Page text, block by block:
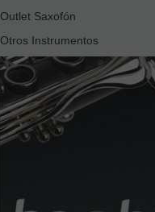
Outlet Saxofón
Otros Instrumentos